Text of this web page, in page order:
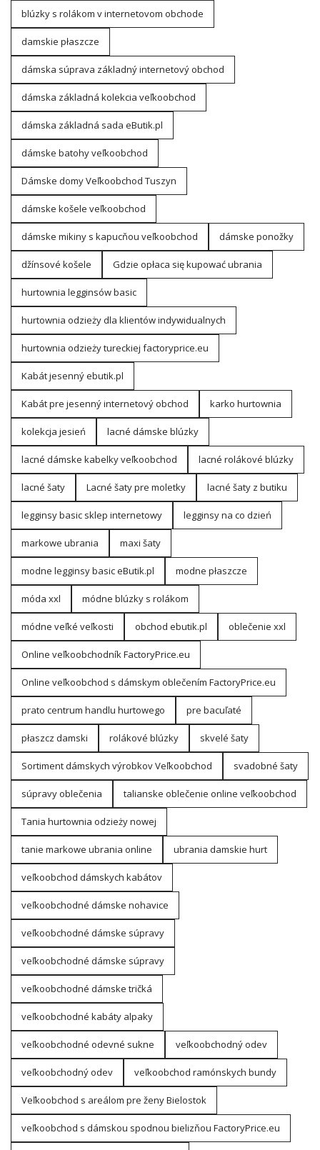
blúzky s rolákom v internetovom obchode
damskie płaszcze
dámska súprava základný internetový obchod
dámska základná kolekcia veľkoobchod
dámska základná sada eButik.pl
dámske batohy veľkoobchod
Dámske domy Veľkoobchod Tuszyn
dámske košele veľkoobchod
dámske mikiny s kapucňou veľkoobchod dámske ponožky
džínsové košele Gdzie opłaca się kupować ubrania
hurtownia legginsów basic
hurtownia odzieży dla klientów indywidualnych
hurtownia odzieży tureckiej factoryprice.eu
Kabát jesenný ebutik.pl
Kabát pre jesenný internetový obchod karko hurtownia
kolekcja jesień lacné dámske blúzky
lacné dámske kabelky veľkoobchod lacné rolákové blúzky
lacné šaty Lacné šaty pre moletky lacné šaty z butiku
legginsy basic sklep internetowy legginsy na co dzień
markowe ubrania maxi šaty
modne legginsy basic eButik.pl modne płaszcze
móda xxl módne blúzky s rolákom
módne veľké veľkosti obchod ebutik.pl oblečenie xxl
Online veľkoobchodník FactoryPrice.eu
Online veľkoobchod s dámskym oblečením FactoryPrice.eu
prato centrum handlu hurtowego pre bacuľaté
płaszcz damski rolákové blúzky skvelé šaty
Sortiment dámskych výrobkov Veľkoobchod svadobné šaty
súpravy oblečenia talianske oblečenie online veľkoobchod
Tania hurtownia odzieży nowej
tanie markowe ubrania online ubrania damskie hurt
veľkoobchod dámskych kabátov
veľkoobchodné dámske nohavice
veľkoobchodné dámske súpravy
veľkoobchodné dámske súpravy
veľkoobchodné dámske tričká
veľkoobchodné kabáty alpaky
veľkoobchodné odevné sukne veľkoobchodný odev
veľkoobchodný odev veľkoobchod ramónskych bundy
Veľkoobchod s areálom pre ženy Bielostok
veľkoobchod s dámskou spodnou bielizňou FactoryPrice.eu